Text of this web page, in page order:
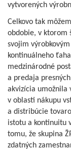
vytvorených
Celkovo tak
obdobie, v ktorom
svojim
kontinuálneho
medzinárodné
a predaja
akvizícia umožnila
v oblasti nákupu
a distribúcie
istotu a kontinuitu
tomu, že skupina
zdatných